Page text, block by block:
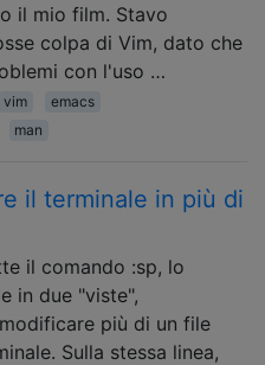
il mio film. Stavo
colpa di Vim, dato che
con l'uso …
vim
emacs
man
il terminale in più di
il comando :sp, lo
in due "viste",
più di un file
Sulla stessa linea,